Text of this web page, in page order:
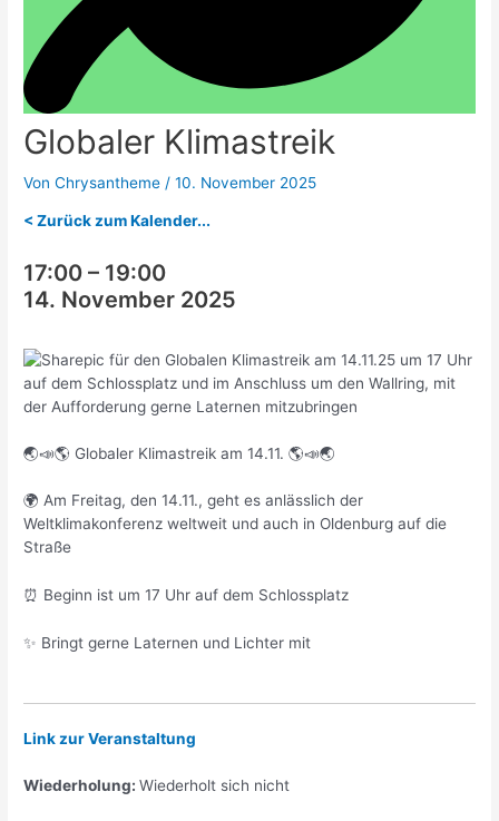
Globaler Klimastreik
VonChrysantheme /10. November 2025
< Zurück zum Kalender...
17:00 – 19:00
14. November 2025
🌏📣🌎 Globaler Klimastreik am 14.11. 🌎📣🌏
🌍 Am Freitag, den 14.11., geht es anlässlich der
Weltklimakonferenz weltweit und auch in Oldenburg auf die
Straße
⏰ Beginn ist um 17 Uhr auf dem Schlossplatz
✨ Bringt gerne Laternen und Lichter mit
Link zur Veranstaltung
Wiederholung:Wiederholt sich nicht